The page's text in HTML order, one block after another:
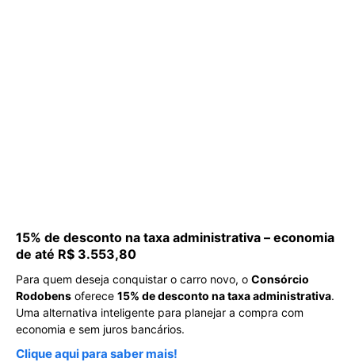
15% de desconto na taxa administrativa – economia
de até R$ 3.553,80
Para quem deseja conquistar o carro novo, o Consórcio
Rodobens oferece 15% de desconto na taxa administrativa.
Uma alternativa inteligente para planejar a compra com
economia e sem juros bancários.
Clique aqui para saber mais!